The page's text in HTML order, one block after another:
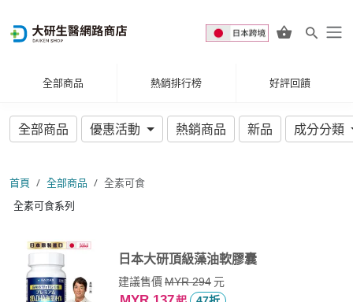
全部商品 熱銷排行榜 好評回饋
全部商品 優惠活動 熱銷商品 新品 成分分類
首頁 全部商品
全素可食
全素可食系列
日本大研頂級藻油軟膠囊
建議售價MYR 294元